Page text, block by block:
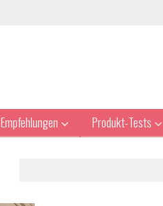
Empfehlungen Produkt-Tests